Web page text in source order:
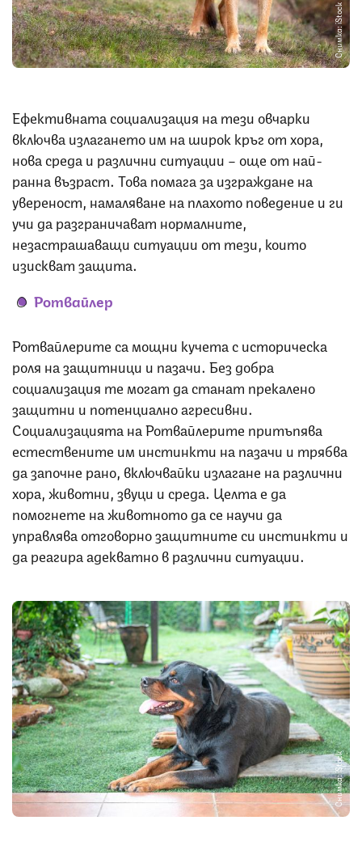
Снимка: iStock
Ефективната социализация на тези овчарки
включва излагането им на широк кръг от хора,
нова среда и различни ситуации – още от най-
ранна възраст. Това помага за изграждане на
увереност, намаляване на плахото поведение и ги
учи да разграничават нормалните,
незастрашаващи ситуации от тези, които
изискват защита.
Ротвайлер
Ротвайлерите са мощни кучета с историческа
роля на защитници и пазачи. Без добра
социализация те могат да станат прекалено
защитни и потенциално агресивни.
Социализацията на Ротвайлерите притъпява
естествените им инстинкти на пазачи и трябва
да започне рано, включвайки излагане на различни
хора, животни, звуци и среда. Целта е да
помогнете на животното да се научи да
управлява отговорно защитните си инстинкти и
да реагира адекватно в различни ситуации.
Снимка: iStock